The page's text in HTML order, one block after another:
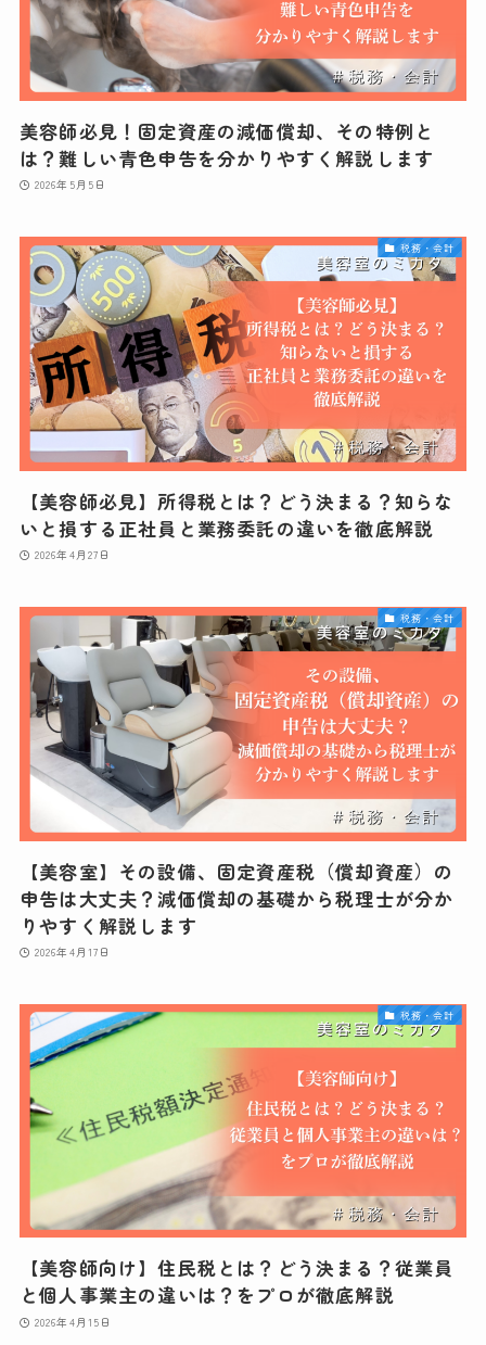
美容師必見！固定資産の減価償却、その特例と
は？難しい青色申告を分かりやすく解説します
2026年5月5日
税務・会計
【美容師必見】所得税とは？どう決まる？知らな
いと損する正社員と業務委託の違いを徹底解説
2026年4月27日
税務・会計
【美容室】その設備、固定資産税（償却資産）の
申告は大丈夫？減価償却の基礎から税理士が分か
りやすく解説します
2026年4月17日
税務・会計
【美容師向け】住民税とは？どう決まる？従業員
と個人事業主の違いは？をプロが徹底解説
2026年4月15日